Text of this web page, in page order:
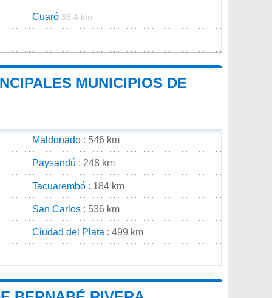
Cuaró 35.4 km
MUNICIPIOS DE
Maldonado : 546 km
Paysandú : 248 km
Tacuarembó : 184 km
San Carlos : 536 km
Ciudad del Plata : 499 km